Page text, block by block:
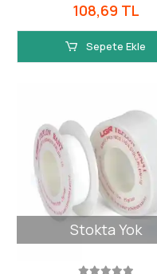
108,69 TL
Sepete Ekle
Stokta Yok